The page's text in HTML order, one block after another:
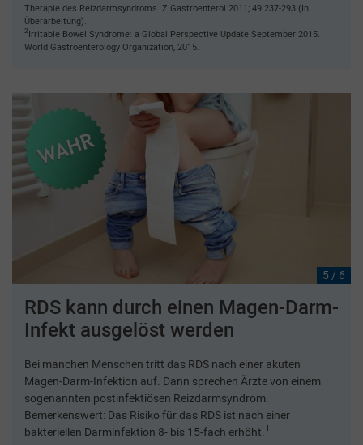
Therapie des Reizdarmsyndroms. Z Gastroenterol 2011; 49:237-293 (In
Überarbeitung).
2 Irritable Bowel Syndrome: a Global Perspective Update September 2015.
World Gastroenterology Organization, 2015.
5 / 6
RDS kann durch einen Magen-Darm-
Infekt ausgelöst werden
Bei manchen Menschen tritt das RDS nach einer akuten
Magen-Darm-Infektion auf. Dann sprechen Ärzte von einem
sogenannten postinfektiösen Reizdarmsyndrom.
Bemerkenswert: Das Risiko für das RDS ist nach einer
bakteriellen Darminfektion 8- bis 15-fach erhöht. 1